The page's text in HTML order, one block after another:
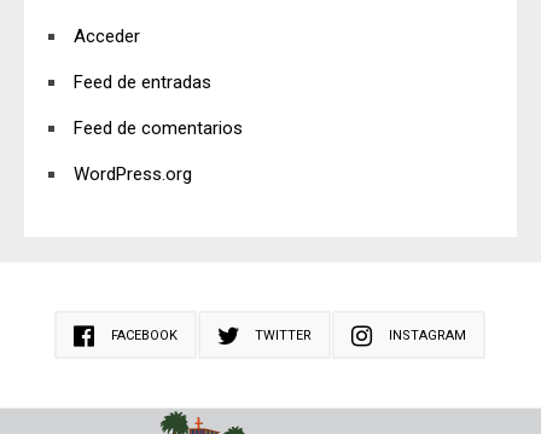
Acceder
Feed de entradas
Feed de comentarios
WordPress.org
FACEBOOK TWITTER INSTAGRAM